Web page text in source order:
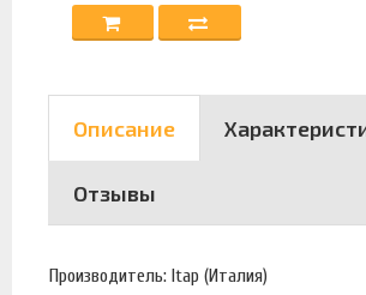
Описание
Отзывы
Производитель: Itap (Италия)